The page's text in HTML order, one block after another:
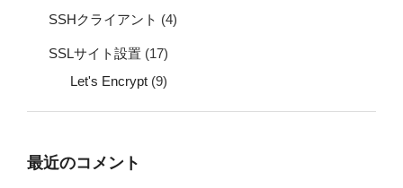
SSHクライアント (4)
SSLサイト設置 (17)
Let's Encrypt (9)
最近のコメント